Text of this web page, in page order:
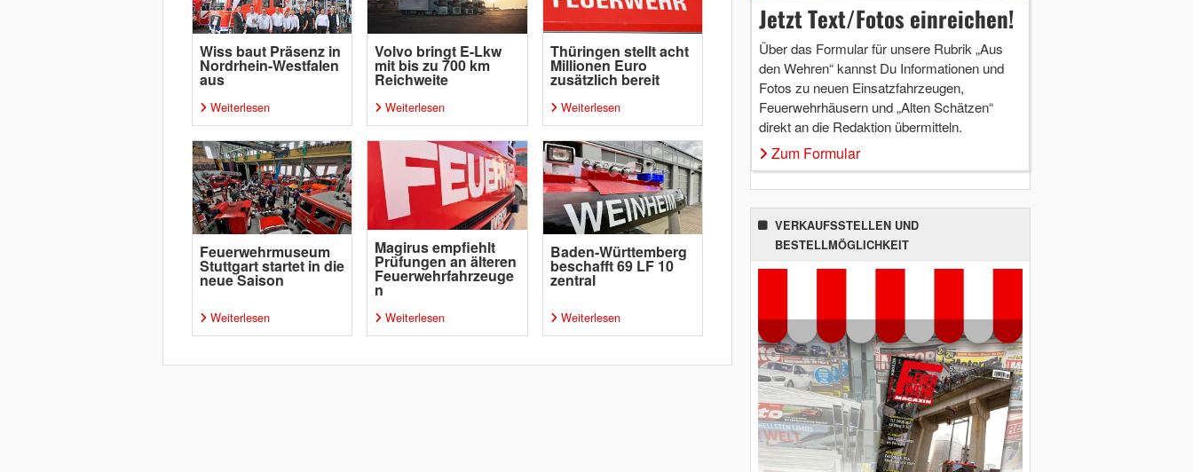
Wiss baut Präsenz in
Nordrhein-Westfalen
aus
Weiterlesen
Volvo bringt E-Lkw
mit bis zu 700 km
Reichweite
Weiterlesen
Thüringen stellt acht
Millionen Euro
zusätzlich bereit
Weiterlesen
Feuerwehrmuseum
Stuttgart startet in die
neue Saison
Weiterlesen
Magirus empfiehlt
Prüfungen an älteren
Feuerwehrfahrzeuge
n
Weiterlesen
Baden-Württemberg
beschafft 69 LF 10
zentral
Weiterlesen
Jetzt Text/Fotos einreichen!
Über das Formular für unsere Rubrik „Aus
den Wehren“ kannst Du Informationen und
Fotos zu neuen Einsatzfahrzeugen,
Feuerwehrhäusern und „Alten Schätzen“
direkt an die Redaktion übermitteln.
Zum Formular
VERKAUFSSTELLEN UND
BESTELLMÖGLICHKEIT